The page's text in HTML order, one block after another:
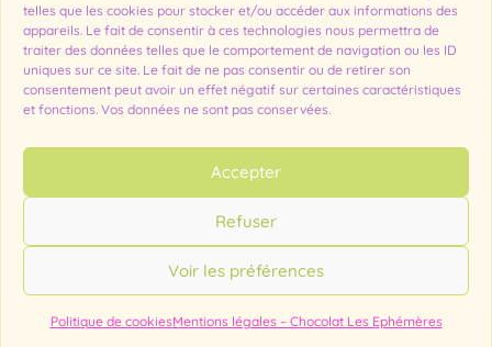
telles que les cookies pour stocker et/ou accéder aux informations des
appareils. Le fait de consentir à ces technologies nous permettra de
traiter des données telles que le comportement de navigation ou les ID
uniques sur ce site. Le fait de ne pas consentir ou de retirer son
consentement peut avoir un effet négatif sur certaines caractéristiques
et fonctions. Vos données ne sont pas conservées.
Accepter
Refuser
Voir les préférences
Politique de cookiesMentions légales – Chocolat Les Ephémères
Mon compte
Mentions légales – Chocolat Les
Ephémères
© 2008-2024 LES ÉPHÉMÈRES® Lausanne Suisse. Marque alimentaire
déposée. Tous droits réservés.